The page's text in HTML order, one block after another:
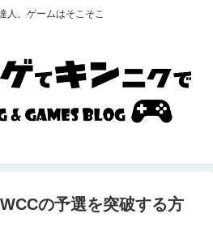
人、ゲームはそこそこ
の予選を突破する方